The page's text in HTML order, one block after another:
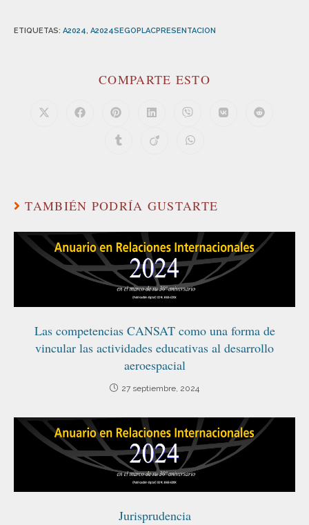
ETIQUETAS: A2024, A2024SEGOPLACPRESENTACION
COMPARTE ESTO
TAMBIÉN PODRÍA GUSTARTE
Las competencias CANSAT como una forma de
vincular las actividades educativas al desarrollo
aeroespacial
27 septiembre, 2024
Jurisprudencia